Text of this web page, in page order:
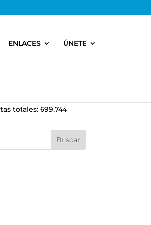
ENLACES ÚNETE
totales:699.744